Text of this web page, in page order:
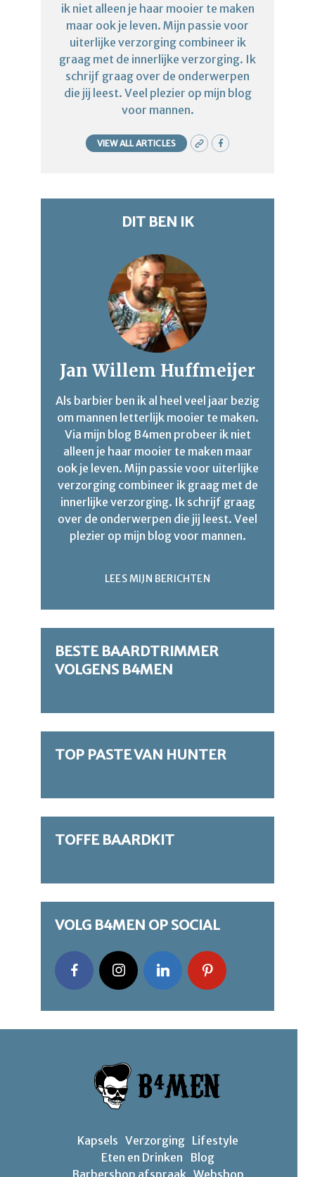
ik niet alleen je haar mooier te maken
maar ook je leven. Mijn passie voor
uiterlijke verzorging combineer ik
graag met de innerlijke verzorging. Ik
schrijf graag over de onderwerpen
die jij leest. Veel plezier op mijn blog
voor mannen.
VIEW ALL ARTICLES
DIT BEN IK
Jan Willem Huffmeijer
Als barbier ben ik al heel veel jaar bezig
om mannen letterlijk mooier te maken.
Via mijn blog B4men probeer ik niet
alleen je haar mooier te maken maar
ook je leven. Mijn passie voor uiterlijke
verzorging combineer ik graag met de
innerlijke verzorging. Ik schrijf graag
over de onderwerpen die jij leest. Veel
plezier op mijn blog voor mannen.
LEES MIJN BERICHTEN
BESTE BAARDTRIMMER
VOLGENS B4MEN
TOP PASTE VAN HUNTER
TOFFE BAARDKIT
VOLG B4MEN OP SOCIAL
Kapsels Verzorging Lifestyle
Eten en Drinken
Blog
Barbershop afspraak Webshop